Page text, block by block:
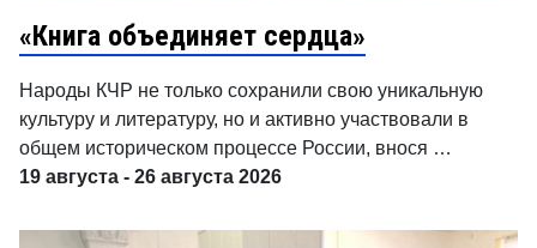
«Книга объединяет сердца»
Народы КЧР не только сохранили свою уникальную
культуру и литературу, но и активно участвовали в
общем историческом процессе России, внося …
19 августа - 26 августа 2026